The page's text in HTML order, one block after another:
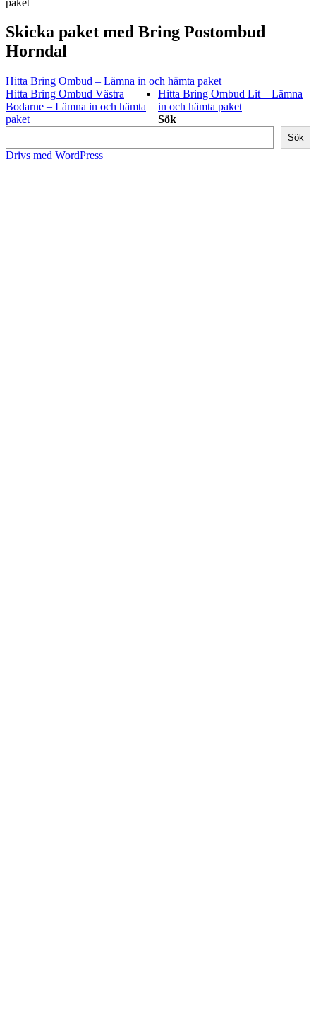
Skicka paket med Bring Postombud
Horndal
Hitta Bring Ombud – Lämna in och hämta paket
Hitta Bring Ombud Västra
Bodarne – Lämna in och hämta
paket
Hitta Bring Ombud Lit – Lämna
in och hämta paket
Sök
Sök
Drivs med WordPress